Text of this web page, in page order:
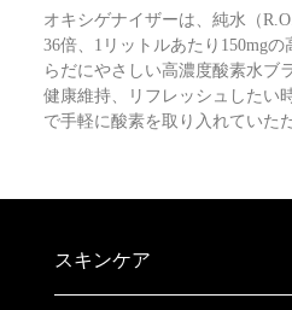
オキシゲナイザーは、純水（
36倍、1リットルあたり150mg
らだにやさしい高濃度酸素水ブ
健康維持、リフレッシュしたい
で手軽に酸素を取り入れていた
スキンケア